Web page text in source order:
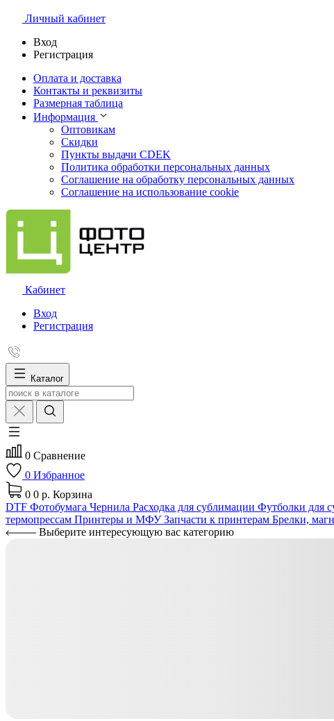
Личный кабинет
Вход
Регистрация
Оплата и доставка
Контакты и реквизиты
Размерная таблица
Информация
Оптовикам
Скидки
Пункты выдачи CDEK
Политика обработки персональных данных
Соглашение на обработку персональных данных
Соглашение на использование cookie
Кабинет
Вход
Регистрация
Каталог
0 Сравнение
0 Избранное
0 0 р. Корзина
DTF Фотобумага Чернила Расходка для сублимации Футболки для
термопрессам Принтеры и МФУЗапчасти к принтерам Брелки,
Выберите интересующую вас категорию